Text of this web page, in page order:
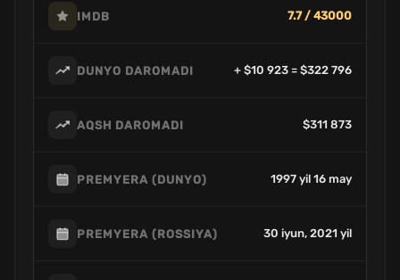
IMDB 7.7 / 43000
DUNYO DAROMADI + $10 923 = $322 796
AQSH DAROMADI $311 873
PREMYERA (DUNYO) 1997 yil 16 may
PREMYERA (ROSSIYA) 30 iyun, 2021 yil